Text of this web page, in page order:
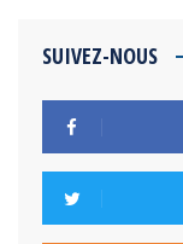
SUIVEZ-NOUS